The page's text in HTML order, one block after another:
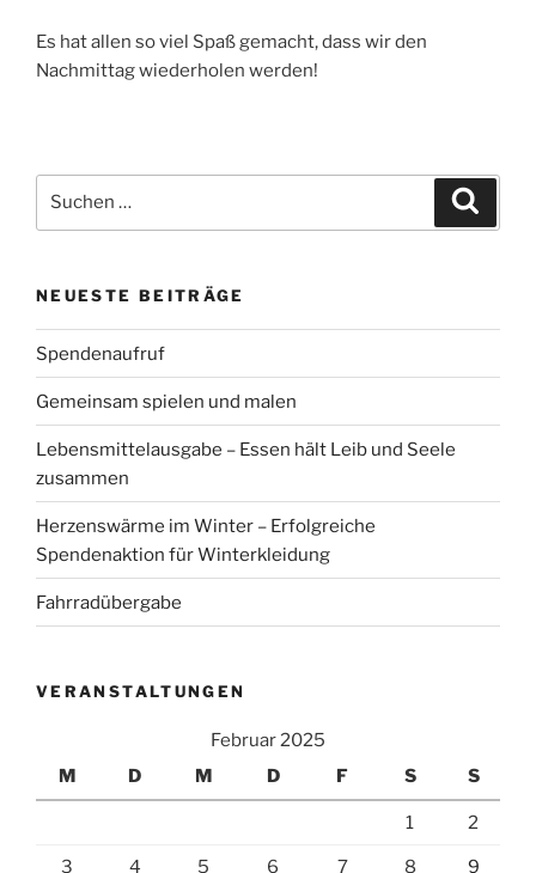
Es hat allen so viel Spaß gemacht, dass wir den
Nachmittag wiederholen werden!
NEUESTE BEITRÄGE
Spendenaufruf
Gemeinsam spielen und malen
Lebensmittelausgabe – Essen hält Leib und Seele
zusammen
Herzenswärme im Winter – Erfolgreiche
Spendenaktion für Winterkleidung
Fahrradübergabe
VERANSTALTUNGEN
Februar 2025
M
D M D F S S
1 2
3 4 5 6 7 8 9